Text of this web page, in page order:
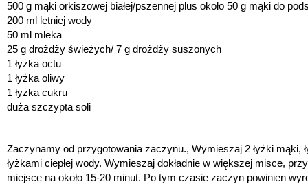
500 g mąki orkiszowej białej/pszennej plus około 50 g mąki do
200 ml letniej wody
50 ml mleka
25 g drożdży świeżych/ 7 g drożdży suszonych
1 łyżka octu
1 łyżka oliwy
1 łyżka cukru
duża szczypta soli
Zaczynamy od przygotowania zaczynu., Wymieszaj 2 łyżki mąki,
łyżkami ciepłej wody. Wymieszaj dokładnie w większej misce,
miejsce na około 15-20 minut. Po tym czasie zaczyn powinien